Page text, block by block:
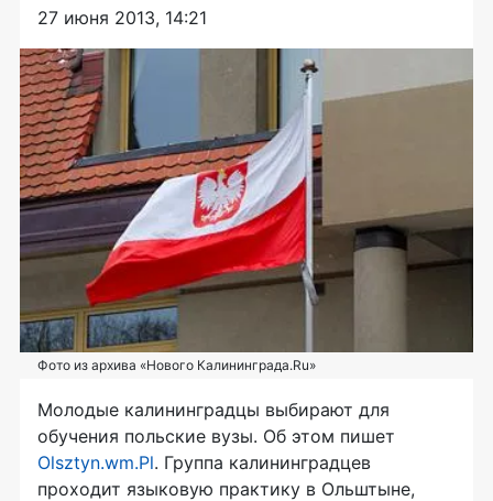
27 июня 2013, 14:21
Фото из архива «Нового Калининграда.Ru»
Молодые калининградцы выбирают для
обучения польские вузы. Об этом пишет
Оlsztyn.wm.Pl. Группа калининградцев
проходит языковую практику в Ольштыне,